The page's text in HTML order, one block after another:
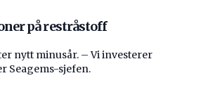
på restråstoff
nytt minusår. – Vi investerer
Seagems-sjefen.